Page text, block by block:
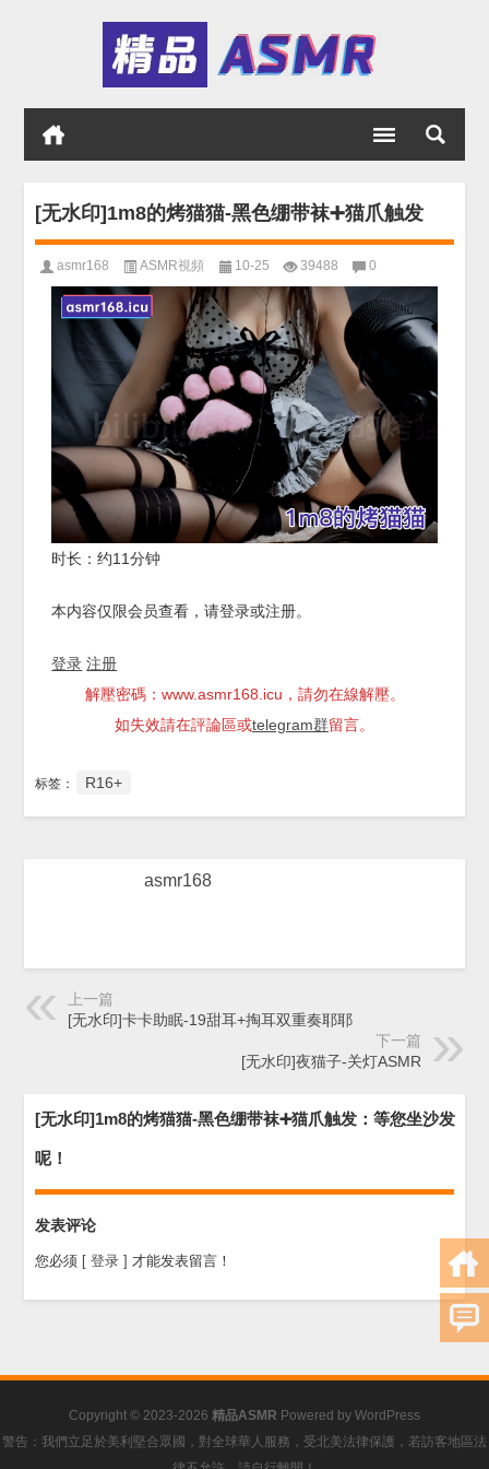
[无水印]1m8的烤猫猫-黑色绷带袜➕猫爪触发
asmr168 ASMR視頻 10-25 39488 0
时长：约11分钟
本内容仅限会员查看，请登录或注册。
登录 注册
解壓密碼：www.asmr168.icu，請勿在線解壓。
如失效請在評論區或telegram群留言。
标签： R16+
asmr168
上一篇
[无水印]卡卡助眠-19甜耳+掏耳双重奏耶耶
下一篇
[无水印]夜猫子-关灯ASMR
[无水印]1m8的烤猫猫-黑色绷带袜➕猫爪触发：等您坐沙发
呢！
发表评论
您必须 [ 登录 ] 才能发表留言！
Copyright © 2023-2026 精品ASMR Powered by WordPress
警告：我們立足於美利堅合眾國，對全球華人服務，受北美法律保護，若訪客地區法